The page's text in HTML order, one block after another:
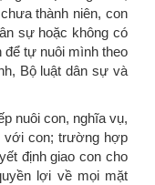
thành niên, con
sự hoặc không có
để tự nuôi mình theo
Bộ luật dân sự và
nuôi con, nghĩa vụ,
với con; trường hợp
định giao con cho
lợi về mọi mặt